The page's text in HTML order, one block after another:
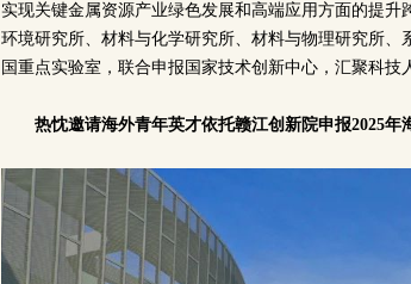
实现关键金属资源产业绿色发展和高端应用方面的提
环境研究所、材料与化学研究所、材料与物理研究所
国重点实验室，联合申报国家技术创新中心，汇聚科技
热忱邀请海外青年英才依托赣江创新院申报2025年